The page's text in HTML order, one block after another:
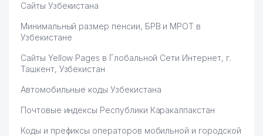
Сайты Узбекистана
Минимальный размер пенсии, БРВ и МРОТ в
Узбекистане
Сайты Yellow Pages в Глобальной Сети Интернет, г.
Ташкент, Узбекистан
Автомобильные коды Узбекистана
Почтовые индексы Республики Каракалпакстан
Коды и префиксы операторов мобильной и городской